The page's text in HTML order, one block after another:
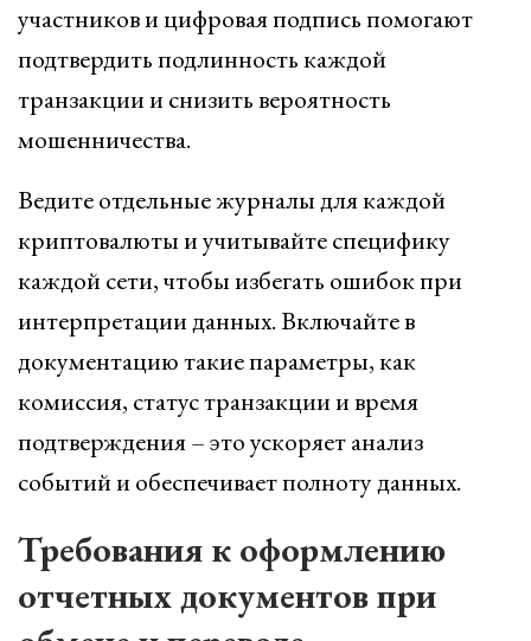
участников и цифровая подпись помогают
подтвердить подлинность каждой
транзакции и снизить вероятность
мошенничества.
Ведите отдельные журналы для каждой
криптовалюты и учитывайте специфику
каждой сети, чтобы избегать ошибок при
интерпретации данных. Включайте в
документацию такие параметры, как
комиссия, статус транзакции и время
подтверждения – это ускоряет анализ
событий и обеспечивает полноту данных.
Требования к оформлению
отчетных документов при